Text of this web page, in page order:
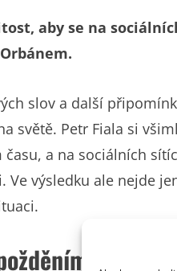
aby se na
slov a další
světě. Petr Fiala si
a na sociálních
Ve výsledku ale nejde
a Fiala